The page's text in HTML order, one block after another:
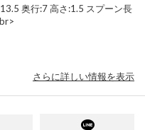
奥行:7 高さ:1.5 スプーン長
さらに詳しい情報を表示